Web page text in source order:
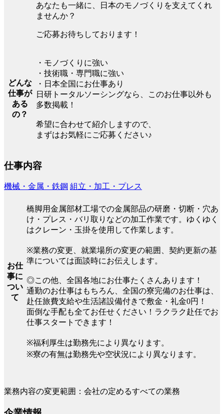
あなたも一緒に、日本のモノづくりを支えてくれ
ませんか？
ご応募お待ちしております！
どんな
仕事が
ある
の？
・モノづくりに強い
・技術職・専門職に強い
・日本全国にお仕事あり
日研トータルソーシングなら、このお仕事以外も
多数掲載！
希望に合わせて紹介しますので、
まずはお気軽にご応募ください♪
仕事内容
機械・金属・鉄鋼 組立・加工・プレス
お仕
事に
つい
て
橋脚用金属部材工場での金属部品の研磨・切断・穴あ
け・プレス・バリ取りなどの加工作業です。ゆくゆく
はクレーン・玉掛を使用して作業します。
※業務の変更、就業場所の変更の範囲、契約更新の基
準については面談時にお伝えします。
◎この他、全国各地にお仕事たくさんあります！
通勤のお仕事はもちろん、全国の寮完備のお仕事は、
赴任旅費支給や生活諸設備付きで敷金・礼金0円！
面倒な手配も全てお任せください！ラクラク赴任でお
仕事スタートできます！
※福利厚生は勤務先により異なります。
※寮の有無は勤務先や空状況により異なります。
業務内容の変更範囲：会社の定めるすべての業務